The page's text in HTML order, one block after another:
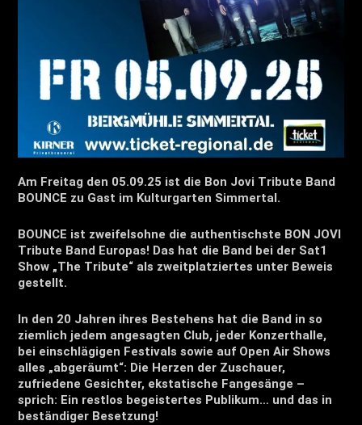
Am Freitag den 05.09.25 ist die Bon Jovi Tribute Band
BOUNCE zu Gast im Kulturgarten Simmertal.
BOUNCE ist zweifelsohne die authentischste BON JOVI
Tribute Band Europas! Das hat die Band bei der Sat1
Show „The Tribute“ als zweitplatziertes unter Beweis
gestellt.
In den 20 Jahren ihres Bestehens hat die Band in so
ziemlich jedem angesagten Club, jeder Konzerthalle,
bei einschlägigen Festivals sowie auf Open Air Shows
alles „abgeräumt“: Die Herzen der Zuschauer,
zufriedene Gesichter, ekstatische Fangesänge –
sprich: Ein restlos begeistertes Publikum… und das in
beständiger Besetzung!